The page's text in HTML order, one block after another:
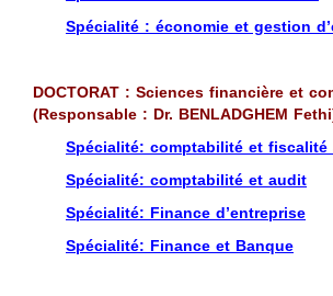
Spécialité : économie et gestion
DOCTORAT : Sciences financière et
(Responsable : Dr. BENLADGHEM
Spécialité: comptabilité et
Spécialité: comptabilité et audit
Spécialité: Finance d’entreprise
Spécialité: Finance et Banque